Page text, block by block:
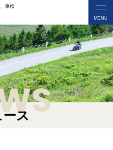
車検
MENU
ス